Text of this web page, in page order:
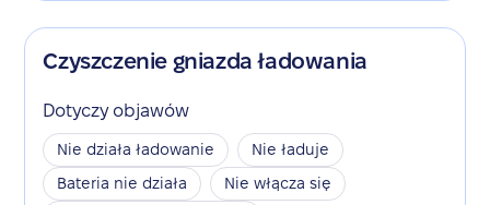
Czyszczenie gniazda ładowania
Dotyczy objawów
Nie działa ładowanie
Nie ładuje
Bateria nie działa
Nie włącza się